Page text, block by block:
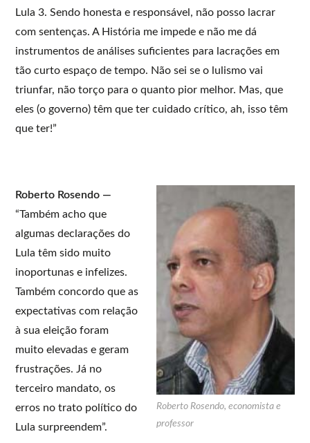
Lula 3. Sendo honesta e responsável, não posso lacrar
com sentenças. A História me impede e não me dá
instrumentos de análises suficientes para lacrações em
tão curto espaço de tempo. Não sei se o lulismo vai
triunfar, não torço para o quanto pior melhor. Mas, que
eles (o governo) têm que ter cuidado crítico, ah, isso têm
que ter!”
Roberto Rosendo, economista e
professor
Roberto Rosendo —
“Também acho que
algumas declarações do
Lula têm sido muito
inoportunas e infelizes.
Também concordo que as
expectativas com relação
à sua eleição foram
muito elevadas e geram
frustrações. Já no
terceiro mandato, os
erros no trato político do
Lula surpreendem”.